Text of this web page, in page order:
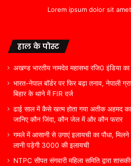
Lorem ipsum dolor sit
हाल के पोस्ट
अखण्ड भारतीय नामदेव महासभा रजि0 इंडिया
भारत-नेपाल बॉर्डर पर फिर बढ़ा तनाव, नेपाली
बिहार के थाने में FIR दर्ज
ढाई साल में कैसे खत्म होता गया अतीक अहमद
जानिए कौन जिंदा, कौन जेल में और कौन फरार
गमले में आसानी से उगाएं इलायची का पौधा, मिलने
लानी पड़ेगी 3000 की इलायची
NTPC सीपत संगवारी महिला समिति द्वारा